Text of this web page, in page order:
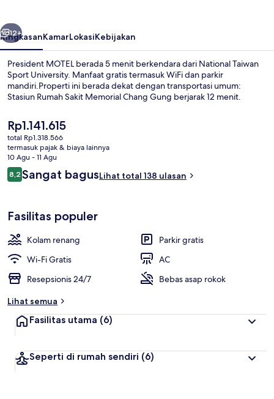
Berikutnya
12+
RingkasanKamarLokasiKebijakan
President MOTEL berada 5 menit berkendara dari National Taiwan
Sport University. Manfaat gratis termasuk WiFi dan parkir
mandiri.Properti ini berada dekat dengan transportasi umum:
Stasiun Rumah Sakit Memorial Chang Gung berjarak 12 menit.
Harga
saat
ini
Rp1.141.615
Rp1.141.615
total Rp1.318.566
termasuk pajak & biaya lainnya
10 Agu - 11 Agu
Ulasan
8,28,2 dari 10
Sangat bagusLihat total 138 ulasan
Fasilitas populer
Kolam renang
Parkir gratis
Wi-Fi Gratis
AC
Resepsionis 24/7
Bebas asap rokok
Lihat semua
Fasilitas utama (6)
Seperti di rumah sendiri (6)